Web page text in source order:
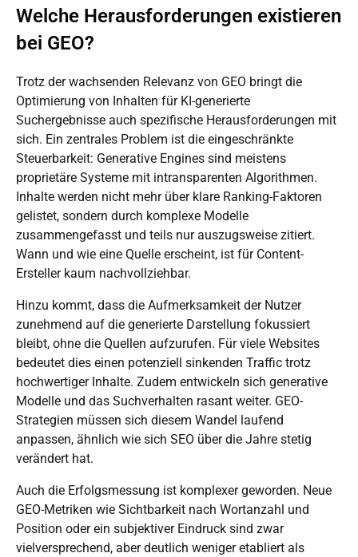
Welche Herausforderungen existieren
bei GEO?
Trotz der wachsenden Relevanz von GEO bringt die
Optimierung von Inhalten für KI-generierte
Suchergebnisse auch spezifische Herausforderungen mit
sich. Ein zentrales Problem ist die eingeschränkte
Steuerbarkeit: Generative Engines sind meistens
proprietäre Systeme mit intransparenten Algorithmen.
Inhalte werden nicht mehr über klare Ranking-Faktoren
gelistet, sondern durch komplexe Modelle
zusammengefasst und teils nur auszugsweise zitiert.
Wann und wie eine Quelle erscheint, ist für Content-
Ersteller kaum nachvollziehbar.
Hinzu kommt, dass die Aufmerksamkeit der Nutzer
zunehmend auf die generierte Darstellung fokussiert
bleibt, ohne die Quellen aufzurufen. Für viele Websites
bedeutet dies einen potenziell sinkenden Traffic trotz
hochwertiger Inhalte. Zudem entwickeln sich generative
Modelle und das Suchverhalten rasant weiter. GEO-
Strategien müssen sich diesem Wandel laufend
anpassen, ähnlich wie sich SEO über die Jahre stetig
verändert hat.
Auch die Erfolgsmessung ist komplexer geworden. Neue
GEO-Metriken wie Sichtbarkeit nach Wortanzahl und
Position oder ein subjektiver Eindruck sind zwar
vielversprechend, aber deutlich weniger etabliert als